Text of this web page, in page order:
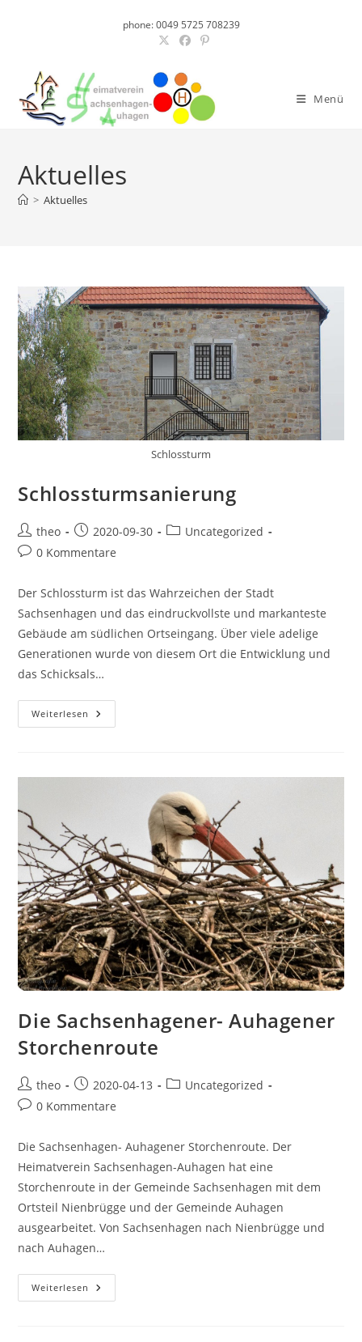
phone: 0049 5725 708239
Menü
Aktuelles
> Aktuelles
Schlossturm
Schlossturmsanierung
Beitrags-
Autor:
theo
Beitrag
veröffentlicht:
2020-09-30
Beitrags-
Uncategorized
Beitrags-
0 Kommentare
Der Schlossturm ist das Wahrzeichen der Stadt
Sachsenhagen und das eindruckvollste und markanteste
Gebäude am südlichen Ortseingang. Über viele adelige
Generationen wurde von diesem Ort die Entwicklung und
das Schicksals…
Weiterlesen Schlossturmsanierung
Die Sachsenhagener- Auhagener
Storchenroute
Beitrags-
Autor:
theo
Beitrag
veröffentlicht:
2020-04-13
Beitrags-
Uncategorized
Beitrags-
0 Kommentare
Die Sachsenhagen- Auhagener Storchenroute. Der
Heimatverein Sachsenhagen-Auhagen hat eine
Storchenroute in der Gemeinde Sachsenhagen mit dem
Ortsteil Nienbrügge und der Gemeinde Auhagen
ausgearbeitet. Von Sachsenhagen nach Nienbrügge und
nach Auhagen…
Weiterlesen Die
Sachsenhagener-